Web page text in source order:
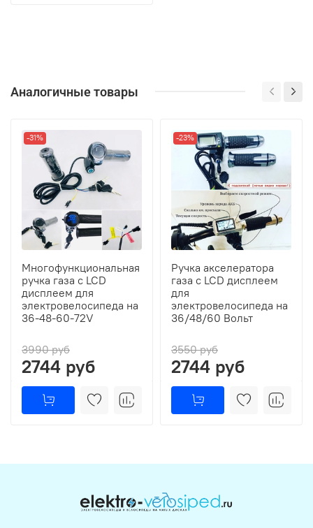
Аналогичные товары
-31%
Многофункциональная
ручка газа с LCD
дисплеем для
электровелосипеда на
36-48-60-72V
3990 руб
2744 руб
-23%
Ручка акселератора
газа с LCD дисплеем
для
электровелосипеда на
36/48/60 Вольт
3550 руб
2744 руб